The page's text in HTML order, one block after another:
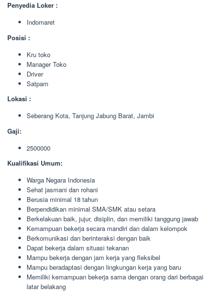
Penyedia Loker :
Indomaret
Posisi :
Kru toko
Manager Toko
Driver
Satpam
Lokasi :
Seberang Kota, Tanjung Jabung Barat, Jambi
Gaji:
2500000
Kualifikasi Umum:
Warga Negara Indonesia
Sehat jasmani dan rohani
Berusia minimal 18 tahun
Berpendidikan minimal SMA/SMK atau setara
Berkelakuan baik, jujur, disiplin, dan memiliki tanggung jawab
Kemampuan bekerja secara mandiri dan dalam kelompok
Berkomunikasi dan berinteraksi dengan baik
Dapat bekerja dalam situasi tekanan
Mampu bekerja dengan jam kerja yang fleksibel
Mampu beradaptasi dengan lingkungan kerja yang baru
Memiliki kemampuan bekerja sama dengan orang dari berbagai
latar belakang